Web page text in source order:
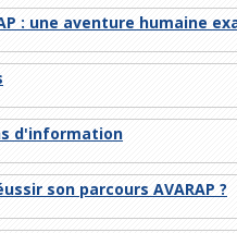
: une aventure humaine
d'information
son parcours AVARAP ?